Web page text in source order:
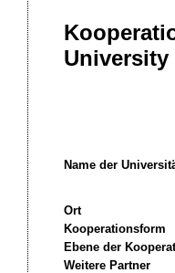
University
Name der
Ort
Kooperationsform
Ebene der
Weitere Partner